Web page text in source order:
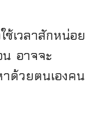
ช้เวลาสักหน่อย
อาจจะ
ด้วยตนเองคน